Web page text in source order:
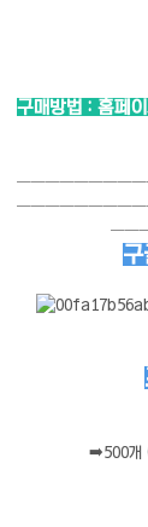
구매방법 : 홈페
➡️500개